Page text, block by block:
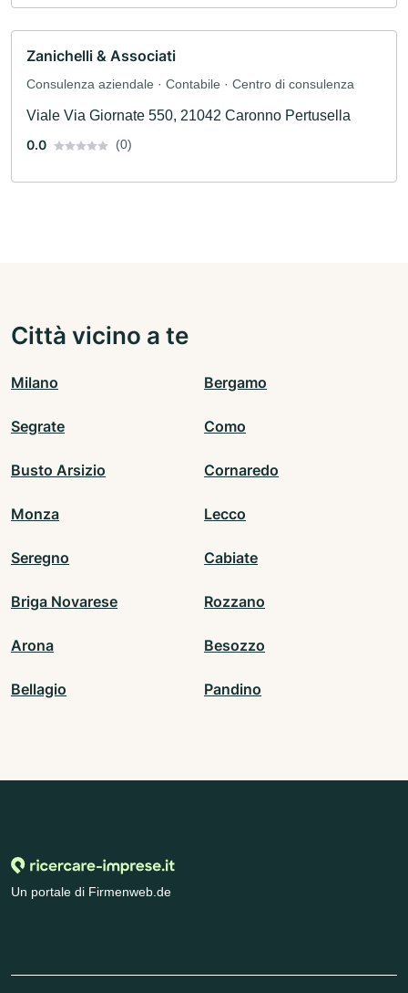
Zanichelli & Associati
Consulenza aziendale · Contabile · Centro di consulenza
Viale Via Giornate 550, 21042 Caronno Pertusella
0.0
(0)
Città vicino a te
Milano Bergamo
Segrate Como
Busto Arsizio Cornaredo
Monza Lecco
Seregno Cabiate
Briga Novarese Rozzano
Arona Besozzo
Bellagio Pandino
Un portale di Firmenweb.de